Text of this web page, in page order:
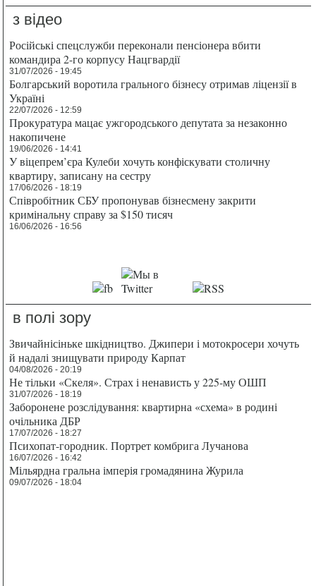
з відео
Російські спецслужби переконали пенсіонера вбити
командира 2-го корпусу Нацгвардії
31/07/2026 - 19:45
Болгарський воротила грального бізнесу отримав ліцензії в
Україні
22/07/2026 - 12:59
Прокуратура мацає ужгородського депутата за незаконно
накопичене
19/06/2026 - 14:41
У віцепрем’єра Кулеби хочуть конфіскувати столичну
квартиру, записану на сестру
17/06/2026 - 18:19
Співробітник СБУ пропонував бізнесмену закрити
кримінальну справу за $150 тисяч
16/06/2026 - 16:56
в полі зору
Звичайнісіньке шкідництво. Джипери і мотокросери хочуть
й надалі знищувати природу Карпат
04/08/2026 - 20:19
Не тільки «Скеля». Страх і ненависть у 225-му ОШП
31/07/2026 - 18:19
Заборонене розслідування: квартирна «схема» в родині
очільника ДБР
17/07/2026 - 18:27
Психопат-городник. Портрет комбрига Лучанова
16/07/2026 - 16:42
Мільярдна гральна імперія громадянина Журила
09/07/2026 - 18:04